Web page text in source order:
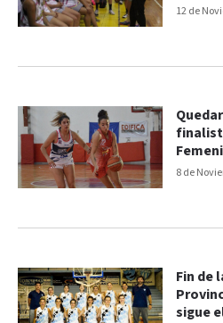
12 de
8 de
Fin de
sigue